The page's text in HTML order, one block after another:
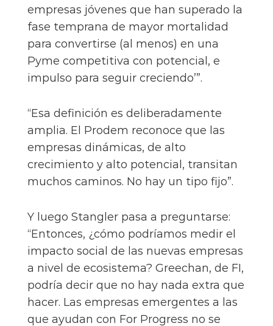
empresas jóvenes que han superado la
fase temprana de mayor mortalidad
para convertirse (al menos) en una
Pyme competitiva con potencial, e
impulso para seguir creciendo’”.
“Esa definición es deliberadamente
amplia. El Prodem reconoce que las
empresas dinámicas, de alto
crecimiento y alto potencial, transitan
muchos caminos. No hay un tipo fijo”.
Y luego Stangler pasa a preguntarse:
“Entonces, ¿cómo podríamos medir el
impacto social de las nuevas empresas
a nivel de ecosistema? Greechan, de FI,
podría decir que no hay nada extra que
hacer. Las empresas emergentes a las
que ayudan con For Progress no se